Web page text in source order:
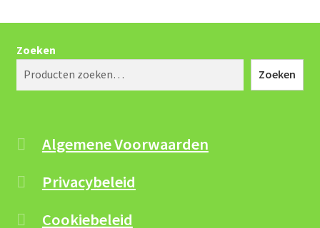
Zoeken
Zoeken
Algemene Voorwaarden
Privacybeleid
Cookiebeleid